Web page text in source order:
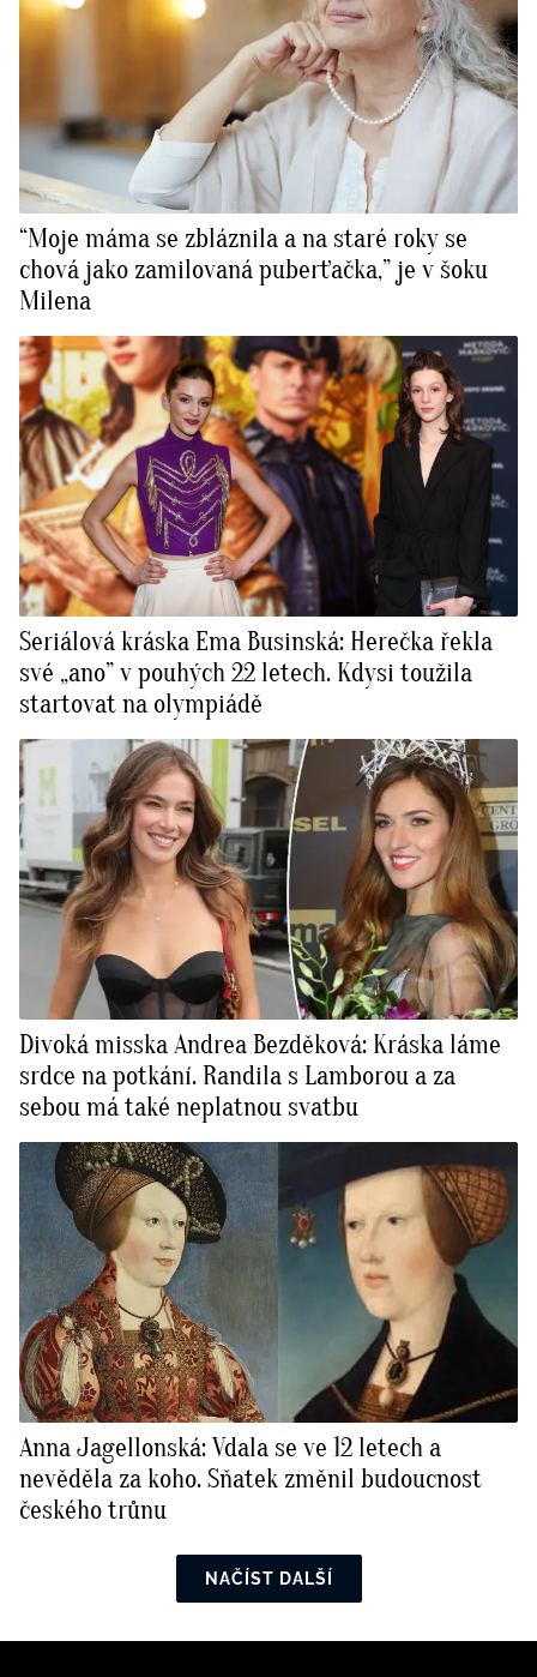
“Moje máma se zbláznila a na staré roky se
chová jako zamilovaná puberťačka,” je v šoku
Milena
Seriálová kráska Ema Businská: Herečka řekla
své „ano” v pouhých 22 letech. Kdysi toužila
startovat na olympiádě
Divoká misska Andrea Bezděková: Kráska láme
srdce na potkání. Randila s Lamborou a za
sebou má také neplatnou svatbu
Anna Jagellonská: Vdala se ve 12 letech a
nevěděla za koho. Sňatek změnil budoucnost
českého trůnu
NAČÍST DALŠÍ